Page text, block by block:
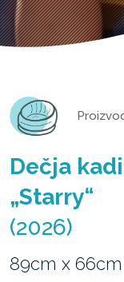
Dečja
„Starry“
(2026)
89cm x